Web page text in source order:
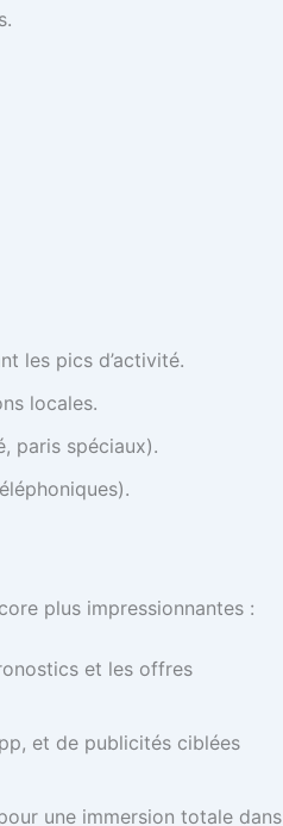
les pics d’activité.
locales.
paris spéciaux).
plus impressionnantes :
et les offres
et de publicités ciblées
une immersion totale dans